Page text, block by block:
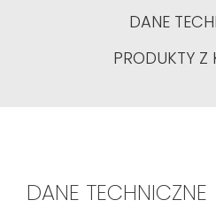
DANE
PRODUKTY Z
DANE TECHNICZNE